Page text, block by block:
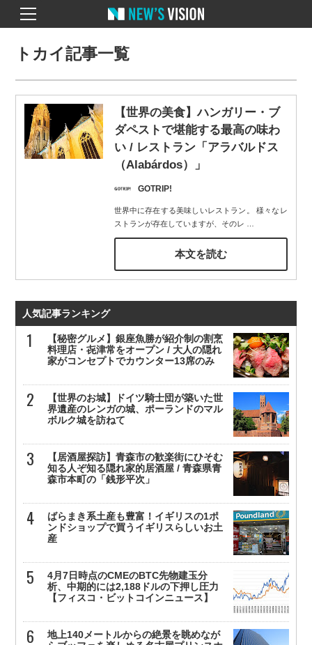
トカイ記事一覧
【世界の美食】ハンガリー・ブ
ダペストで堪能する最高の味わ
い / レストラン「アラバルドス
（Alabárdos）」
GOTRIP!
世界中に存在する美味しいレストラン。 様々なレ
ストランが存在していますが、そのレ
本文を読む
人気記事ランキング
【秘密グルメ】銀座魚勝が紹介制の割烹
料理店・㐂津常をオープン / 大人の隠れ
家がコンセプトでカウンター13席のみ
【世界のお城】ドイツ騎士団が築いた世
界遺産のレンガの城、ポーランドのマル
ボルク城を訪ねて
【居酒屋探訪】青森市の歓楽街にひそむ
知る人ぞ知る隠れ家的居酒屋 / 青森県青
森市本町の「銭形平次」
ばらまき系土産も豊富！イギリスの1ポ
ンドショップで買うイギリスらしいお土
産
4月7日時点のCMEのBTC先物建玉分
析、中期的には2,188ドルの下押し圧力
【フィスコ・ビットコインニュース】
地上140メートルからの絶景を眺めなが